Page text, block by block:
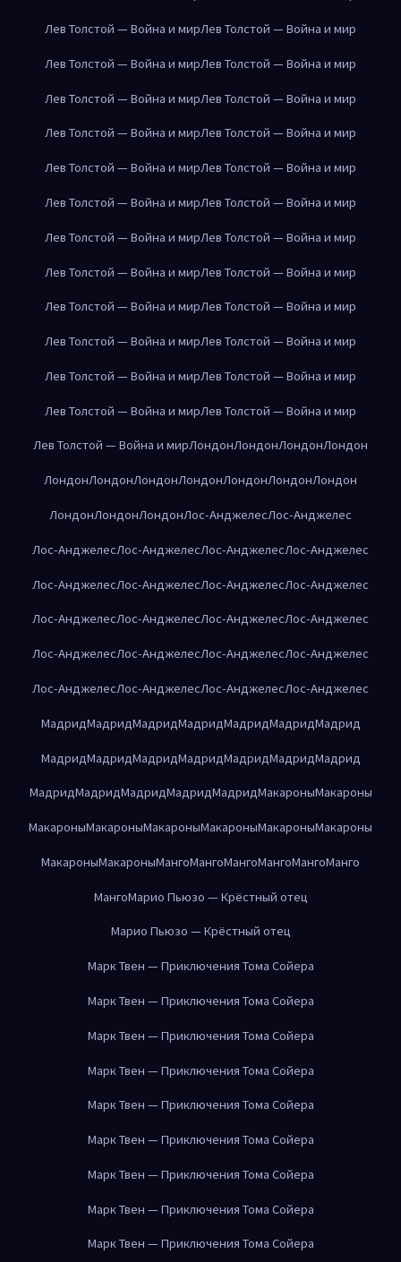
Лев Толстой — Война и мирЛев Толстой — Война и мир
Лев Толстой — Война и мирЛев Толстой — Война и мир
Лев Толстой — Война и мирЛев Толстой — Война и мир
Лев Толстой — Война и мирЛев Толстой — Война и мир
Лев Толстой — Война и мирЛев Толстой — Война и мир
Лев Толстой — Война и мирЛев Толстой — Война и мир
Лев Толстой — Война и мирЛев Толстой — Война и мир
Лев Толстой — Война и мирЛев Толстой — Война и мир
Лев Толстой — Война и мирЛев Толстой — Война и мир
Лев Толстой — Война и мирЛев Толстой — Война и мир
Лев Толстой — Война и мирЛев Толстой — Война и мир
Лев Толстой — Война и мирЛев Толстой — Война и мир
Лев Толстой — Война и мирЛондонЛондонЛондонЛондон
ЛондонЛондонЛондонЛондонЛондонЛондонЛондон
ЛондонЛондонЛондонЛос-АнджелесЛос-Анджелес
Лос-АнджелесЛос-АнджелесЛос-АнджелесЛос-Анджелес
Лос-АнджелесЛос-АнджелесЛос-АнджелесЛос-Анджелес
Лос-АнджелесЛос-АнджелесЛос-АнджелесЛос-Анджелес
Лос-АнджелесЛос-АнджелесЛос-АнджелесЛос-Анджелес
Лос-АнджелесЛос-АнджелесЛос-АнджелесЛос-Анджелес
МадридМадридМадридМадридМадридМадридМадрид
МадридМадридМадридМадридМадридМадридМадрид
МадридМадридМадридМадридМадридМакароныМакароны
МакароныМакароныМакароныМакароныМакароныМакароны
МакароныМакароныМангоМангоМангоМангоМангоМанго
МангоМарио Пьюзо — Крёстный отец
Марио Пьюзо — Крёстный отец
Марк Твен — Приключения Тома Сойера
Марк Твен — Приключения Тома Сойера
Марк Твен — Приключения Тома Сойера
Марк Твен — Приключения Тома Сойера
Марк Твен — Приключения Тома Сойера
Марк Твен — Приключения Тома Сойера
Марк Твен — Приключения Тома Сойера
Марк Твен — Приключения Тома Сойера
Марк Твен — Приключения Тома Сойера